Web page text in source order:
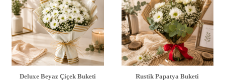
Deluxe Beyaz Çiçek Buketi Rustik Papatya Buketi